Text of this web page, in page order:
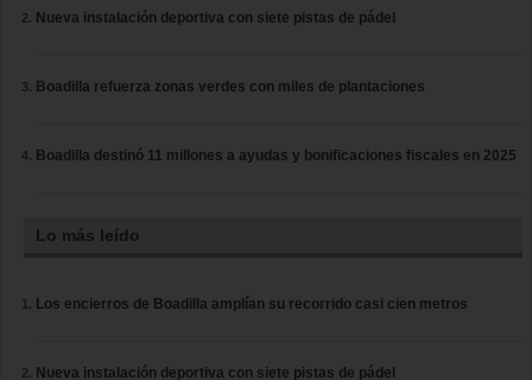
Nueva instalación deportiva con siete pistas de pádel
Boadilla refuerza zonas verdes con miles de plantaciones
Boadilla destinó 11 millones a ayudas y bonificaciones fiscales en 2025
Lo más leído
Los encierros de Boadilla amplían su recorrido casi cien metros
Nueva instalación deportiva con siete pistas de pádel